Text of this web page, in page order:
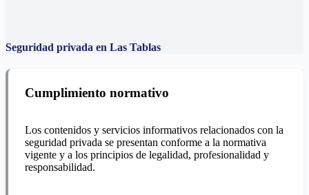
Seguridad privada en Las Tablas
Cumplimiento normativo
Los contenidos y servicios informativos relacionados con la
seguridad privada se presentan conforme a la normativa
vigente y a los principios de legalidad, profesionalidad y
responsabilidad.